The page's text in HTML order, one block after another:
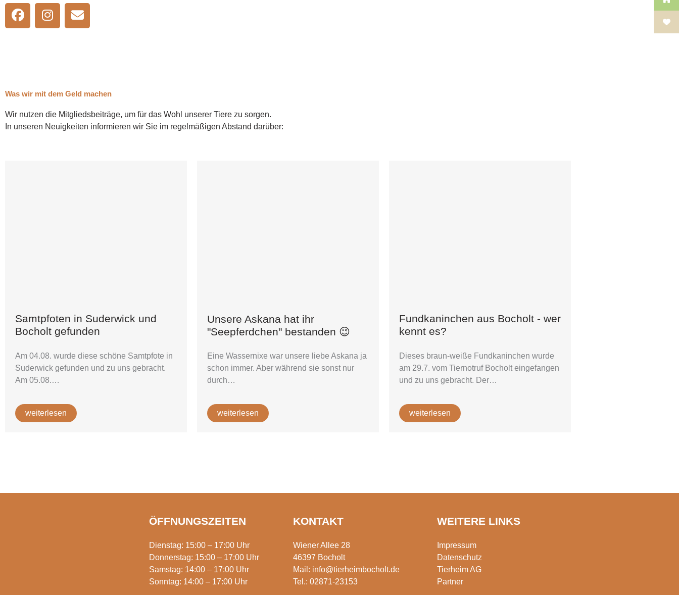
F
a
k
I
n
a
m
E
n
e
Was wir mit dem Geld machen
Wir nutzen die Mitgliedsbeiträge, um für das Wohl unserer Tiere zu sorgen.
In unseren Neuigkeiten informieren wir Sie im regelmäßigen Abstand darüber:
Samtpfoten in Suderwick und
Bocholt gefunden
Am 04.08. wurde diese schöne Samtpfote in
Suderwick gefunden und zu uns gebracht.
Am 05.08.…
weiterlesen
Unsere Askana hat ihr
"Seepferdchen" bestanden 😉
Eine Wassernixe war unsere liebe Askana ja
schon immer. Aber während sie sonst nur
durch…
weiterlesen
Fundkaninchen aus Bocholt - wer
kennt es?
Dieses braun-weiße Fundkaninchen wurde
am 29.7. vom Tiernotruf Bocholt eingefangen
und zu uns gebracht. Der…
weiterlesen
ÖFFNUNGSZEITEN
Dienstag: 15:00 – 17:00 Uhr
Donnerstag: 15:00 – 17:00 Uhr
Samstag: 14:00 – 17:00 Uhr
Sonntag: 14:00 – 17:00 Uhr
KONTAKT
Wiener Allee 28
46397 Bocholt
Mail: info@tierheimbocholt.de
Tel.: 02871-23153
WEITERE LINKS
Impressum
Datenschutz
Tierheim AG
Partner